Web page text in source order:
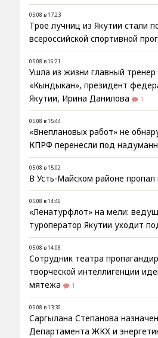
05.08 в 17:23
Трое лучниц из Якутии стали
всероссийской спортивной
05.08 в 16:21
Ушла из жизни главный
«Кындыкан», президент
Якутии, Ирина Данилова
1
05.08 в 15:44
«Внеплановых работ» не
КПРФ перенесли под
05.08 в 15:02
В Усть-Майском районе
05.08 в 14:46
«Ленатурфлот» на мели:
туроператор Якутии уходит
05.08 в 14:08
Сотрудник театра
творческой интеллигенции
мятежа
1
05.08 в 13:30
Саргылана Степанова
Департамента ЖКХ и